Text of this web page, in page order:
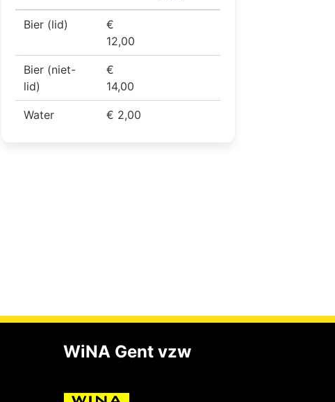
Bier (lid)
€
12,00
Bier (niet-
lid)
€
14,00
Water € 2,00
WiNA Gent vzw